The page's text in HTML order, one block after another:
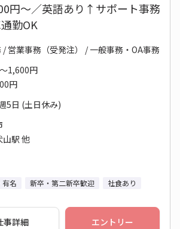
円～／英語あり↑サポート事務
勤OK
営業事務（受発注） / 一般事務・OA事務
1,600円
円
5日 (土日休み)
山駅 他
有名 新卒・第二新卒歓迎 社食あり
事詳細 エントリー